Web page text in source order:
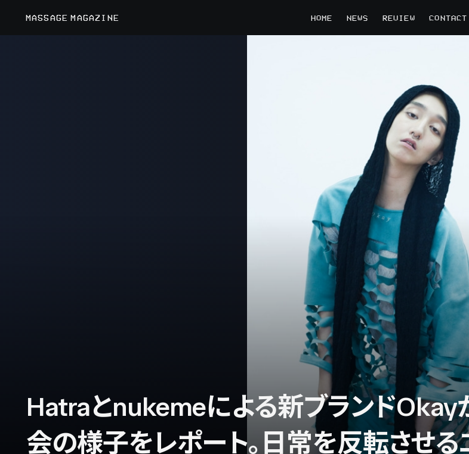
MASSAGE MAGAZINE HOME NEWS REVIEW CONTACT
Hatraとnukemeによる新ブランド
会の様子をレポート。日常を反転させる